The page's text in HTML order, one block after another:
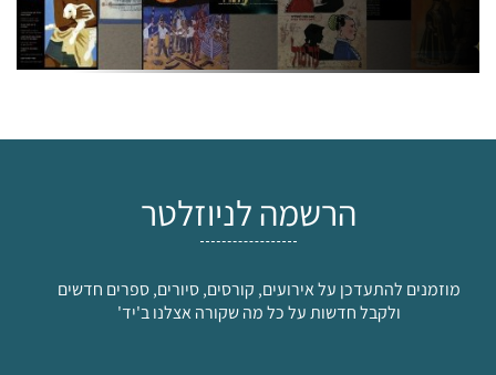
הרשמה לניוזלטר
מוזמנים להתעדכן על אירועים, קורסים, סיורים, ספרים חדשים
ולקבל חדשות על כל מה שקורה אצלנו ב'יד'